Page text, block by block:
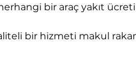
bir araç yakıt
bir hizmeti makul